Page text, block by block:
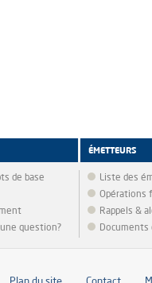
de base
question?
ÉMETTEURS
Liste des
Opérations
Rappels &
Documents